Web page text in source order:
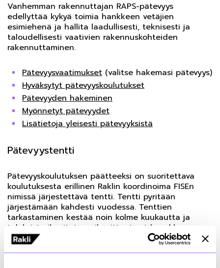
Vanhemman rakennuttajan RAPS-pätevyys
edellyttää kykyä toimia hankkeen vetäjien
esimiehenä ja hallita laadullisesti, teknisesti ja
taloudellisesti vaativien rakennuskohteiden
rakennuttaminen.
Pätevyysvaatimukset (valitse hakemasi pätevyys)
Hyväksytyt pätevyyskoulutukset
Pätevyyden hakeminen
Myönnetyt pätevyydet
Lisätietoja yleisesti pätevyyksistä
Pätevyystentti
Pätevyyskoulutuksen päätteeksi on suoritettava
koulutuksesta erillinen Raklin koordinoima FISEn
nimissä järjestettävä tentti. Tentti pyritään
järjestämään kahdesti vuodessa. Tenttien
tarkastaminen kestää noin kolme kuukautta ja
tuloksista ilmoitetaan ilmoittautumislomakkeessa
annettuun osoitteeseen. Hyväksytty tentti on
voimassa 5 vuotta. Tentin hinta on 120 euroa.